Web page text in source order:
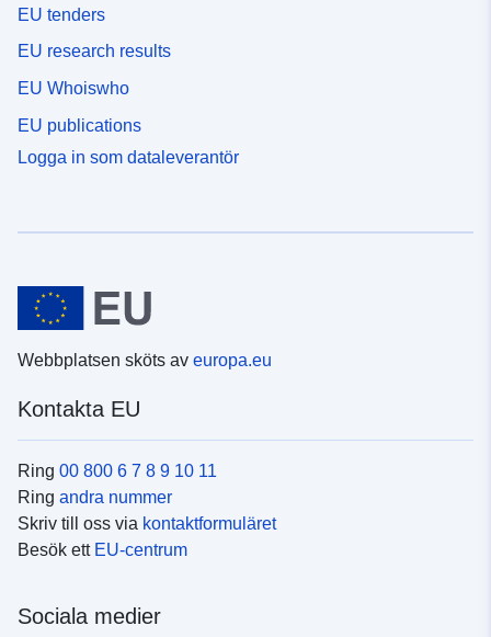
EU tenders
EU research results
EU Whoiswho
EU publications
Logga in som dataleverantör
Webbplatsen sköts av europa.eu
Kontakta EU
Ring 00 800 6 7 8 9 10 11
Ring andra nummer
Skriv till oss via kontaktformuläret
Besök ett EU-centrum
Sociala medier